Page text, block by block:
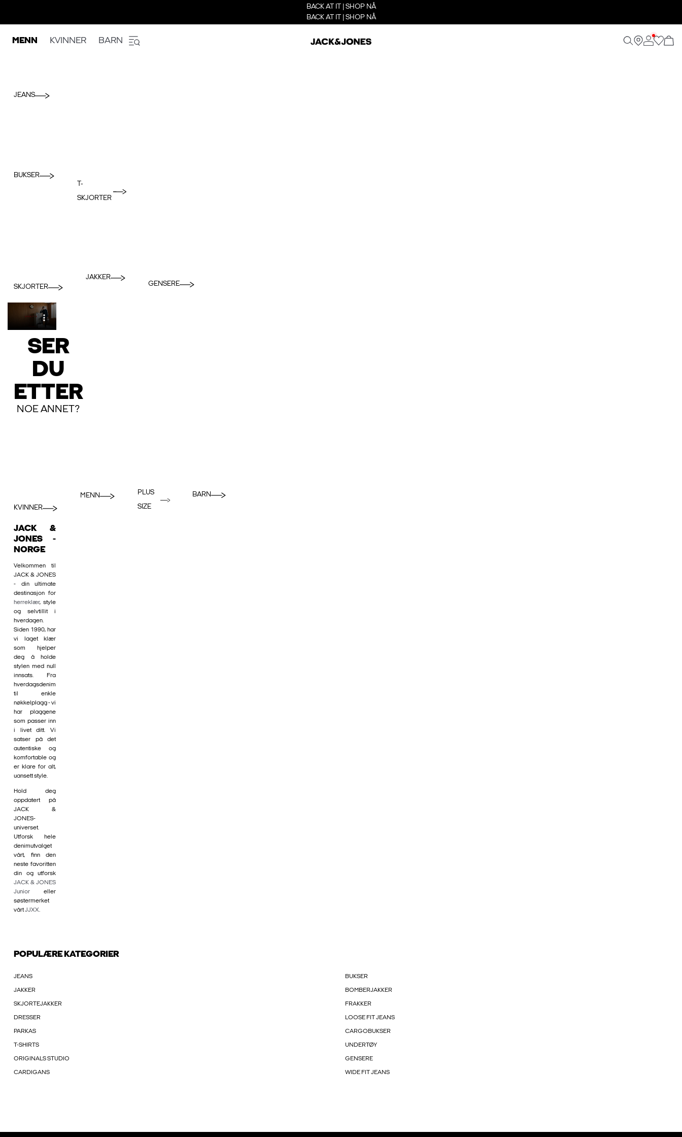
BACK AT IT | SHOP NÅ
BACK AT IT | SHOP NÅ
MENN KVINNER BARN
JEANS
BUKSER
T-
SKJORTER
SKJORTER
JAKKER
GENSERE
SER
DU
ETTER
NOE ANNET?
KVINNER
MENN
PLUS
SIZE
BARN
JACK &
JONES -
NORGE
Velkommen til
JACK & JONES
- din ultimate
destinasjon for
herreklær, style
og selvtillit i
hverdagen.
Siden 1990, har
vi laget klær
som hjelper
deg å holde
stylen med null
innsats. Fra
hverdagsdenim
til enkle
nøkkelplagg - vi
har plaggene
som passer inn
i livet ditt. Vi
satser på det
autentiske og
komfortable og
er klare for alt,
uansett style.
Hold deg
oppdatert på
JACK &
JONES-
universet.
Utforsk hele
denimutvalget
vårt, finn den
neste favoritten
din og utforsk
JACK & JONES
Junior eller
søstermerket
vårtJJXX.
POPULÆRE KATEGORIER
JEANS BUKSER
JAKKER BOMBERJAKKER
SKJORTEJAKKER FRAKKER
DRESSER LOOSE FIT JEANS
PARKAS CARGOBUKSER
T-SHIRTS UNDERTØY
ORIGINALS STUDIO GENSERE
CARDIGANS WIDE FIT JEANS